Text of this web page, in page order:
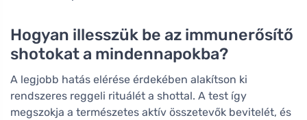
Hogyan illesszük be az immunerősítő
shotokat a mindennapokba?
A legjobb hatás elérése érdekében alakítson ki
rendszeres reggeli rituálét a shottal. A test így
megszokja a természetes aktív összetevők bevitelét, és